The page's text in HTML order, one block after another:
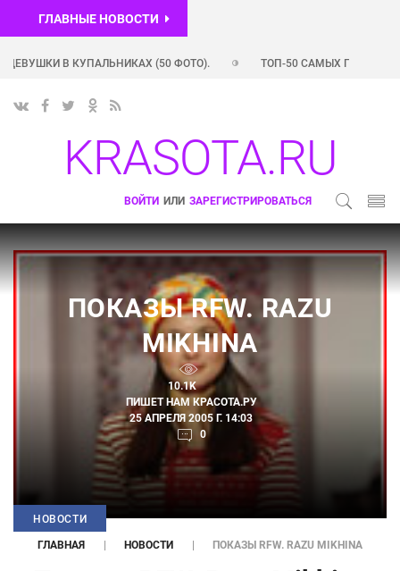
ГЛАВНЫЕ НОВОСТИ
В КУПАЛЬНИКАХ (50 ФОТО).
ТОП-50 САМЫХ ПОПУЛЯРНЫХ
KRASOTA.RU
ВОЙТИ ИЛИ ЗАРЕГИСТРИРОВАТЬСЯ
ПОКАЗЫ RFW. RAZU
MIKHINA
10.1K
ПИШЕТ НАМ КРАСОТА.РУ
25 АПРЕЛЯ 2005 Г. 14:03
0
НОВОСТИ
ГЛАВНАЯ НОВОСТИ ПОКАЗЫ RFW. RAZU MIKHINA